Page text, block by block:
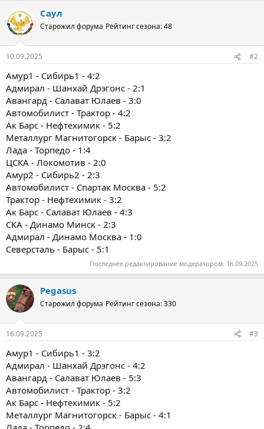
Саул
Старожил форума Рейтинг сезона: 48
10.09.2025 #2
Амур1 - Сибирь1 - 4:2
Адмирал - Шанхай Дрэгонс - 2:1
Авангард - Салават Юлаев - 3:0
Автомобилист - Трактор - 4:2
Ак Барс - Нефтехимик - 5:2
Металлург Магнитогорск - Барыс - 3:2
Лада - Торпедо - 1:4
ЦСКА - Локомотив - 2:0
Амур2 - Сибирь2 - 2:3
Автомобилист - Спартак Москва - 5:2
Трактор - Нефтехимик - 3:2
Ак Барс - Салават Юлаев - 4:3
СКА - Динамо Минск - 2:3
Адмирал - Динамо Москва - 1:0
Северсталь - Барыс - 5:1
Последнее редактирование модератором: 16.09.2025
Pegasus
Старожил форума Рейтинг сезона: 330
16.09.2025 #3
Амур1 - Сибирь1 - 3:2
Адмирал - Шанхай Дрэгонс - 4:2
Авангард - Салават Юлаев - 5:3
Автомобилист - Трактор - 3:2
Ак Барс - Нефтехимик - 5:2
Металлург Магнитогорск - Барыс - 4:1